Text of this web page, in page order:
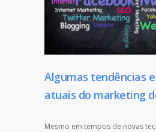
Algumas tendências
atuais do marketing
Mesmo em tempos de novas